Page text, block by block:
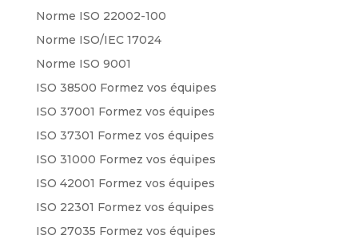
Norme ISO 22002-100
Norme ISO/IEC 17024
Norme ISO 9001
ISO 38500 Formez vos équipes
ISO 37001 Formez vos équipes
ISO 37301 Formez vos équipes
ISO 31000 Formez vos équipes
ISO 42001 Formez vos équipes
ISO 22301 Formez vos équipes
ISO 27035 Formez vos équipes